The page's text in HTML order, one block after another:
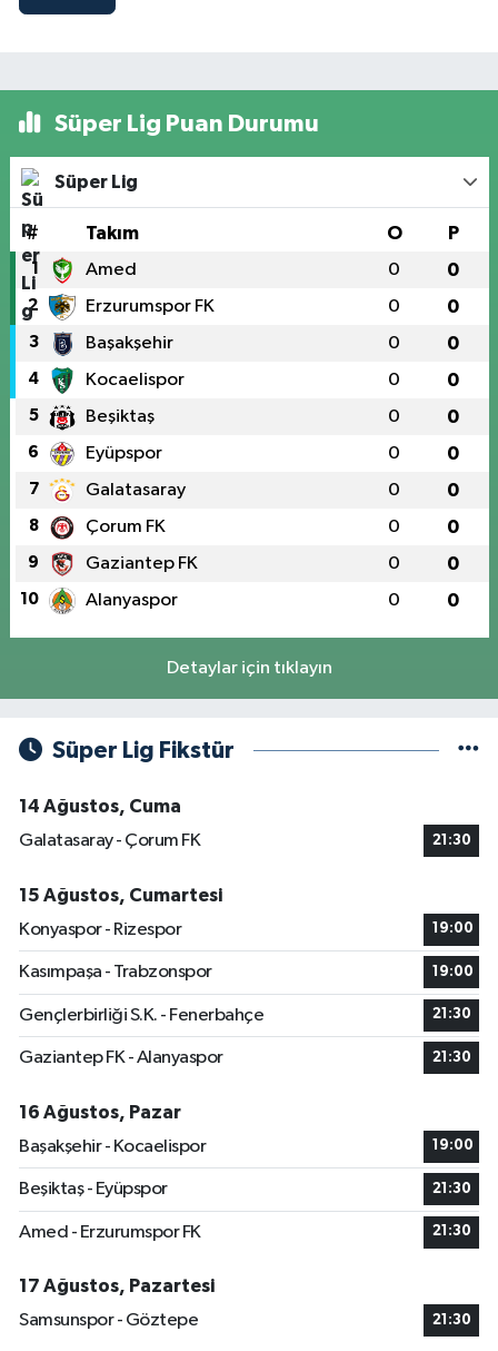
Süper Lig Puan Durumu
Süper Lig
# Takım O P
1 Amed 0 0
2 Erzurumspor FK 0 0
3 Başakşehir 0 0
4 Kocaelispor 0 0
5 Beşiktaş 0 0
6 Eyüpspor 0 0
7 Galatasaray 0 0
8 Çorum FK 0 0
9 Gaziantep FK 0 0
10 Alanyaspor 0 0
Detaylar için tıklayın
Süper Lig Fikstür
14 Ağustos, Cuma
Galatasaray - Çorum FK
21:30
15 Ağustos, Cumartesi
Konyaspor - Rizespor
19:00
Kasımpaşa - Trabzonspor 19:00
Gençlerbirliği S.K. - Fenerbahçe 21:30
Gaziantep FK - Alanyaspor 21:30
16 Ağustos, Pazar
Başakşehir - Kocaelispor
19:00
Beşiktaş - Eyüpspor 21:30
Amed - Erzurumspor FK 21:30
17 Ağustos, Pazartesi
Samsunspor - Göztepe
21:30